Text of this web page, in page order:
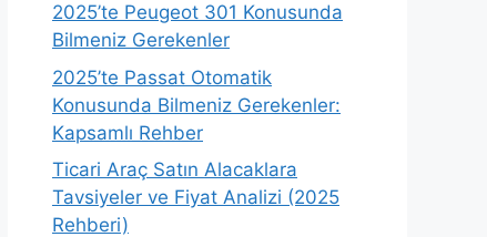
2025’te Peugeot 301 Konusunda
Bilmeniz Gerekenler
2025’te Passat Otomatik
Konusunda Bilmeniz Gerekenler:
Kapsamlı Rehber
Ticari Araç Satın Alacaklara
Tavsiyeler ve Fiyat Analizi (2025
Rehberi)